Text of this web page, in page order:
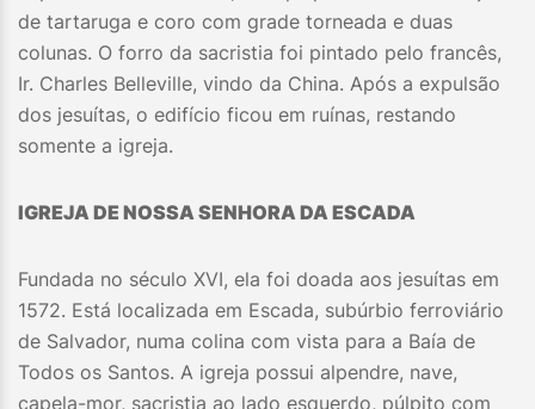
de tartaruga e coro com grade torneada e duas
colunas. O forro da sacristia foi pintado pelo francês,
Ir. Charles Belleville, vindo da China. Após a expulsão
dos jesuítas, o edifício ficou em ruínas, restando
somente a igreja.
IGREJA DE NOSSA SENHORA DA ESCADA
Fundada no século XVI, ela foi doada aos jesuítas em
1572. Está localizada em Escada, subúrbio ferroviário
de Salvador, numa colina com vista para a Baía de
Todos os Santos. A igreja possui alpendre, nave,
capela-mor, sacristia ao lado esquerdo, púlpito com